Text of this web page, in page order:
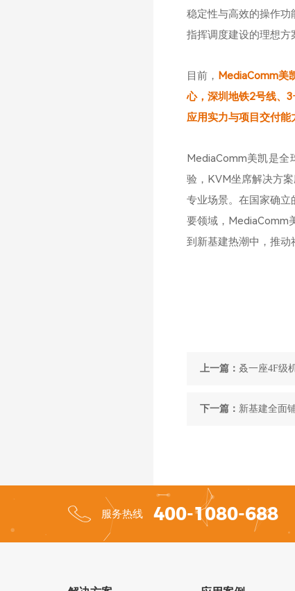
稳定性与高效的操作
指挥调度建设的理想方
目前， MediaComm美
心，深圳地铁2号线、
应用实力与项目交付能
MediaComm美凯是
验，KVM坐席解决方
专业场景。在国家确
要领域，MediaComm
到新基建热潮中，推动
上一篇： 叒一座4F级
下一篇： 新基建全面
服务热线 400-1080-688